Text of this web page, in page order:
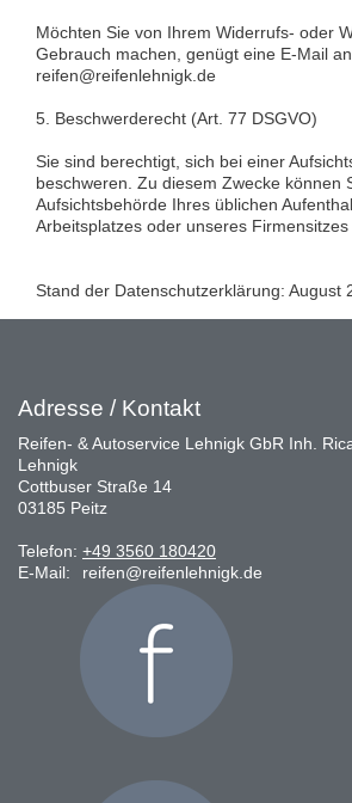
Möchten Sie von Ihrem Widerrufs- oder
Gebrauch machen, genügt eine E-Mail an
reifen@reifenlehnigk.de
5. Beschwerderecht (Art. 77 DSGVO)
Sie sind berechtigt, sich bei einer
beschweren. Zu diesem Zwecke können
Aufsichtsbehörde Ihres üblichen
Arbeitsplatzes oder unseres Firmensitzes
Stand der Datenschutzerklärung: August
Adresse / Kontakt
Reifen- & Autoservice Lehnigk GbR Inh.
Lehnigk
Cottbuser Straße 14
03185 Peitz
Telefon: +49 3560 180420
E-Mail:
reifen@reifenlehnigk.de